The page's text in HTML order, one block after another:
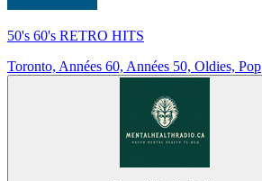
50's 60's RETRO HITS
Toronto, Années 60, Années 50, Oldies, Pop